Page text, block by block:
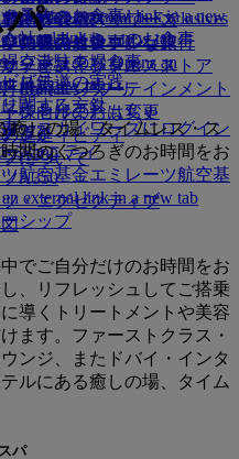
予約
社
空港駐車場 Opens an
in a new tab
ラスのお食事
・エコノミーのお食事
クラスのお食事
777
A380
A350
・エグゼクティブ
ョッピング
免税品コレクション
・オフィシャル・ストア
物許容量
幼児のお食事
機内エンターテインメント
様向けのおもちゃ
クティビティ
an external link in a new
リティの実践
関する方針
ミュニティ
航空基金エミレーツ航空基
external link in a new tab
シップ
ップ
Skywards Exclusives
link in a new tab
ズ鉄道
キュレータ
・スカイワーズにログイン
ズ+
のアクセシブルな旅行
ービスとリクエスト
・ビジネスリワーズ
の機内体験
ソース
Emiratesアプリ
ンセルまたは変更
遅延
について
パ
癒しの場、タイムレス・ス
間のくつろぎのお時間をお
でご自分だけのお時間をお
、リフレッシュしてご搭乗
導くトリートメントや美容
ます。ファーストクラス・
ンジ、またドバイ・インタ
ルにある癒しの場、タイム
パ